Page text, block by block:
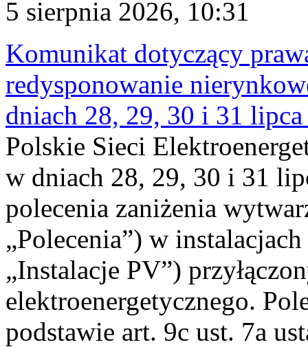
5 sierpnia 2026, 10:31
Komunikat dotyczący
redysponowanie
dniach 28, 29, 30 i 31
Polskie Sieci
w dniach 28, 29, 30 i 31
polecenia zaniżenia
„Polecenia”) w
„Instalacje PV”)
elektroenergetycznego.
podstawie art. 9c ust. 7a